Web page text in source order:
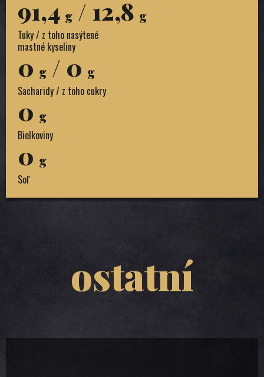
91,4 g / 12,8 g
Tuky / z toho nasýtené
mastné kyseliny
0 g / 0 g
Sacharidy / z toho cukry
0 g
Bielkoviny
0 g
Soľ
ostatní